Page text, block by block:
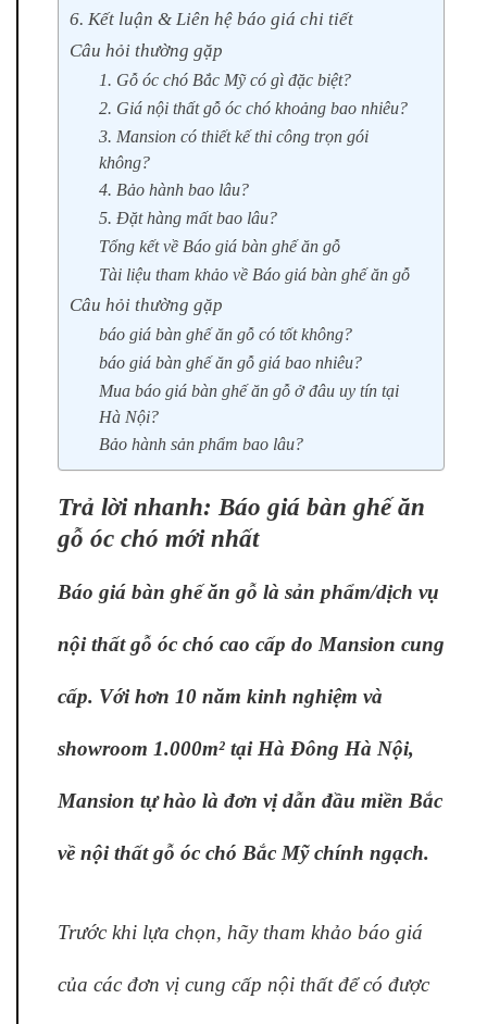
6. Kết luận & Liên hệ báo giá chi tiết
Câu hỏi thường gặp
1. Gỗ óc chó Bắc Mỹ có gì đặc biệt?
2. Giá nội thất gỗ óc chó khoảng bao nhiêu?
3. Mansion có thiết kế thi công trọn gói
không?
4. Bảo hành bao lâu?
5. Đặt hàng mất bao lâu?
Tổng kết về Báo giá bàn ghế ăn gỗ
Tài liệu tham khảo về Báo giá bàn ghế ăn gỗ
Câu hỏi thường gặp
báo giá bàn ghế ăn gỗ có tốt không?
báo giá bàn ghế ăn gỗ giá bao nhiêu?
Mua báo giá bàn ghế ăn gỗ ở đâu uy tín tại
Hà Nội?
Bảo hành sản phẩm bao lâu?
Trả lời nhanh: Báo giá bàn ghế ăn
gỗ óc chó mới nhất
Báo giá bàn ghế ăn gỗ là sản phẩm/dịch vụ
nội thất gỗ óc chó cao cấp do Mansion cung
cấp. Với hơn 10 năm kinh nghiệm và
showroom 1.000m² tại Hà Đông Hà Nội,
Mansion tự hào là đơn vị dẫn đầu miền Bắc
về nội thất gỗ óc chó Bắc Mỹ chính ngạch.
Trước khi lựa chọn, hãy tham khảo báo giá
của các đơn vị cung cấp nội thất để có được